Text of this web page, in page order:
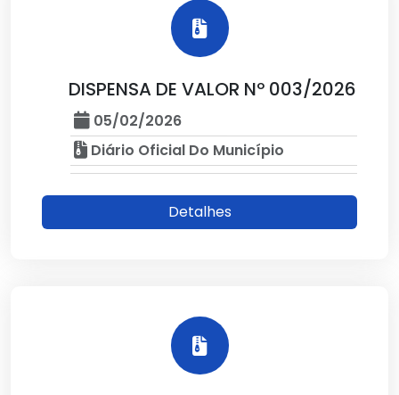
DISPENSA DE VALOR Nº 003/2026
05/02/2026
Diário Oficial Do Município
Detalhes